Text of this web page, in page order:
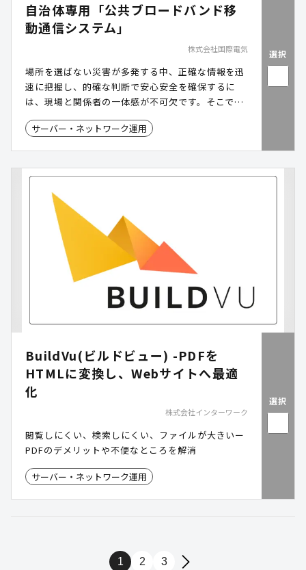
自治体専用「公共ブロードバンド移
動通信システム」
株式会社国際電気
場所を選ばない災害が多発する中、正確な情報を迅
速に把握し、的確な判断で安心安全を確保するに
は、現場と関係者の一体感が不可欠です。そこで、
厳しい環境でも日常のインフラ環境を再現できるよ
う、「公共ブロードバンド移動通信システム」を提
サーバー・ネットワーク運用
選択
BuildVu(ビルドビュー) -PDFを
HTMLに変換し、Webサイトへ最適
化
株式会社インターワーク
閲覧しにくい、検索しにくい、ファイルが大きいー
PDFのデメリットや不便なところを解消
サーバー・ネットワーク運用
選択
1 2 3